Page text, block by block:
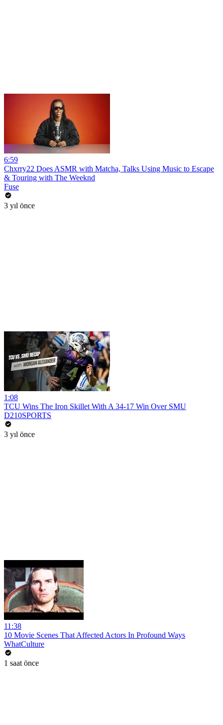
6:59
Chxrry22 Does ASMR with Matcha, Talks Using Music to Escape
& Touring with The Weeknd
Fuse
3 yıl önce
1:08
TCU Wins The Iron Skillet With A 34-17 Win Over SMU
D210SPORTS
3 yıl önce
11:38
10 Movie Scenes That Affected Actors In Profound Ways
WhatCulture
1 saat önce